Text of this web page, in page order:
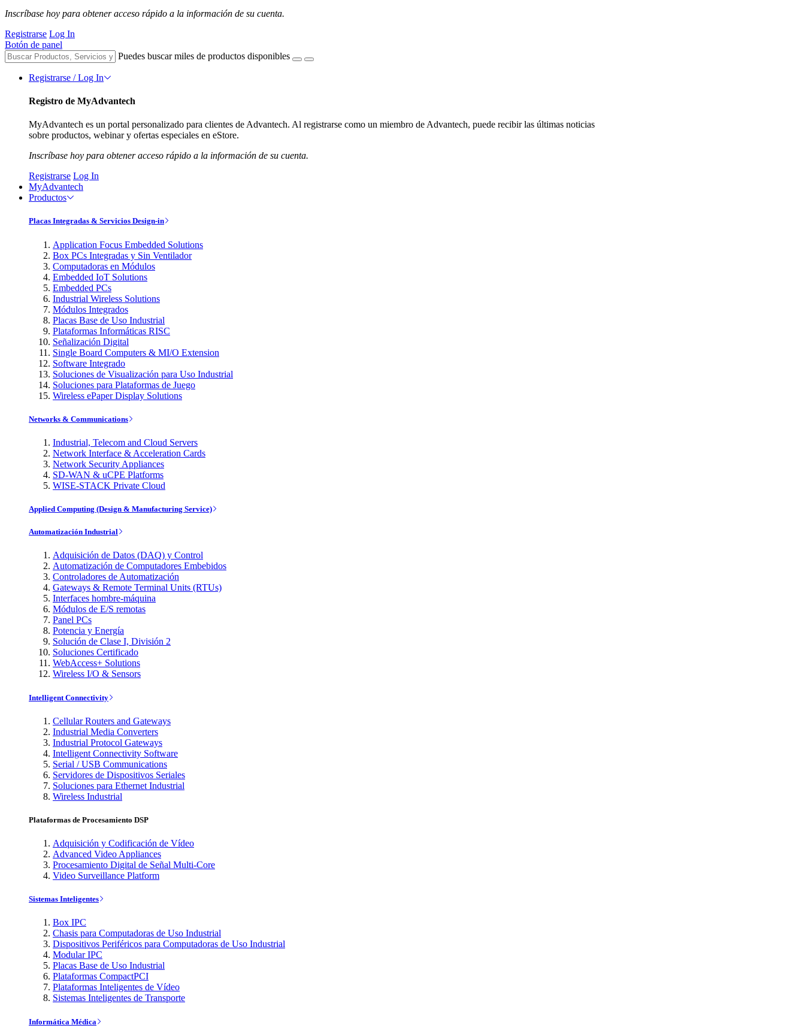
Inscríbase hoy para obtener acceso rápido a la información de su cuenta.
Registrarse Log In
Botón de panel
Puedes buscar miles de productos disponibles
Registrarse / Log In
Registro de MyAdvantech
MyAdvantech es un portal personalizado para clientes de Advantech. Al registrarse como un miembro de Advantech, puede recibir las últimas noticias
sobre productos, webinar y ofertas especiales en eStore.
Inscríbase hoy para obtener acceso rápido a la información de su cuenta.
Registrarse Log In
MyAdvantech
Productos
Placas Integradas & Servicios Design-in
Application Focus Embedded Solutions
Box PCs Integradas y Sin Ventilador
Computadoras en Módulos
Embedded IoT Solutions
Embedded PCs
Industrial Wireless Solutions
Módulos Integrados
Placas Base de Uso Industrial
Plataformas Informáticas RISC
Señalización Digital
Single Board Computers & MI/O Extension
Software Integrado
Soluciones de Visualización para Uso Industrial
Soluciones para Plataformas de Juego
Wireless ePaper Display Solutions
Networks & Communications
Industrial, Telecom and Cloud Servers
Network Interface & Acceleration Cards
Network Security Appliances
SD-WAN & uCPE Platforms
WISE-STACK Private Cloud
Applied Computing (Design & Manufacturing Service)
Automatización Industrial
Adquisición de Datos (DAQ) y Control
Automatización de Computadores Embebidos
Controladores de Automatización
Gateways & Remote Terminal Units (RTUs)
Interfaces hombre-máquina
Módulos de E/S remotas
Panel PCs
Potencia y Energía
Solución de Clase I, División 2
Soluciones Certificado
WebAccess+ Solutions
Wireless I/O & Sensors
Intelligent Connectivity
Cellular Routers and Gateways
Industrial Media Converters
Industrial Protocol Gateways
Intelligent Connectivity Software
Serial / USB Communications
Servidores de Dispositivos Seriales
Soluciones para Ethernet Industrial
Wireless Industrial
Plataformas de Procesamiento DSP
Adquisición y Codificación de Vídeo
Advanced Video Appliances
Procesamiento Digital de Señal Multi-Core
Video Surveillance Platform
Sistemas Inteligentes
Box IPC
Chasis para Computadoras de Uso Industrial
Dispositivos Periféricos para Computadoras de Uso Industrial
Modular IPC
Placas Base de Uso Industrial
Plataformas CompactPCI
Plataformas Inteligentes de Vídeo
Sistemas Inteligentes de Transporte
Informática Médica